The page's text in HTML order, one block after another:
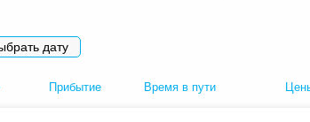
дату
Прибытие Время в пути